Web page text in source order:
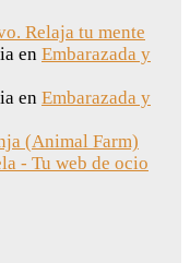
Relaja tu mente
en Embarazada y
en Embarazada y
(Animal Farm)
- Tu web de ocio